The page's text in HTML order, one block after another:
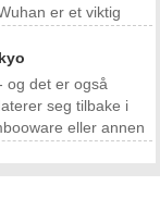
er et viktig
og det er også
seg tilbake i
eller annen